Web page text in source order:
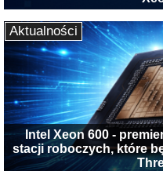
Intel Xeon 600 -
stacji roboczych, które
Aktualności